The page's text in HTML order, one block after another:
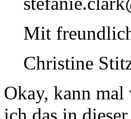
Mit
Christine
Okay, kann
ich das in